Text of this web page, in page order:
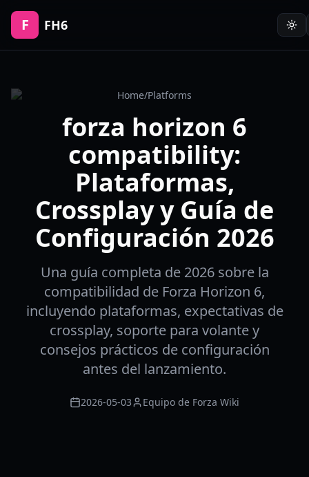
F FH6
Home/Platforms
forza horizon 6
compatibility:
Plataformas,
Crossplay y Guía de
Configuración 2026
Una guía completa de 2026 sobre la
compatibilidad de Forza Horizon 6,
incluyendo plataformas, expectativas de
crossplay, soporte para volante y
consejos prácticos de configuración
antes del lanzamiento.
2026-05-03 Equipo de Forza Wiki